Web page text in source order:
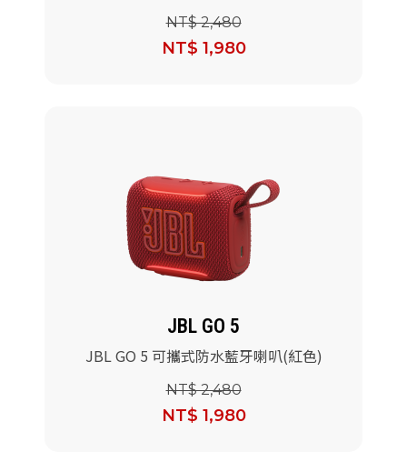
NT$ 2,480
NT$ 1,980
JBL GO 5
JBL GO 5 可攜式防水藍牙喇叭(紅色)
NT$ 2,480
NT$ 1,980